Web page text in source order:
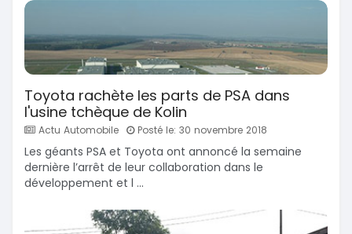
Toyota rachète les parts de PSA dans
l'usine tchèque de Kolin
Actu Automobile Posté le: 30 novembre 2018
Les géants PSA et Toyota ont annoncé la semaine
dernière l’arrêt de leur collaboration dans le
développement et l ...